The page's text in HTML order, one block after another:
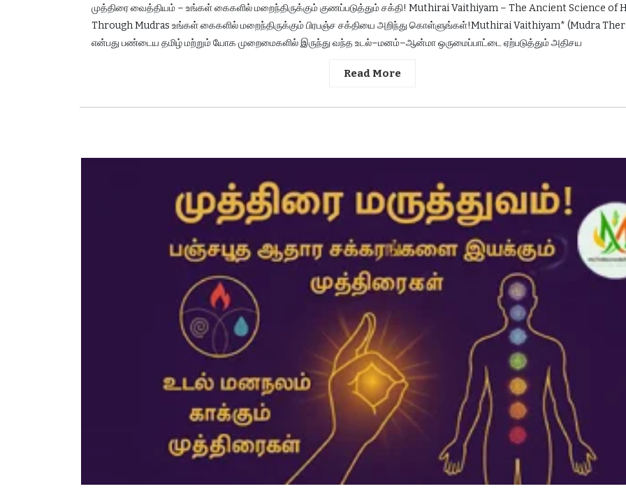
முத்திரை வைத்தியம் – உங்கள் கைகளில் மறைந்திருக்கும் குணப்படுத்தும் சக்தி! Muthirai Vaithiyam – The Ancient Science of
Through Mudras உங்கள் கைகளில் மறைந்திருக்கும் பிரபஞ்ச சக்தியை அறிந்து கொள்ளுங்கள்!Muthirai Vaithiyam* (Mudra
என்பது பண்டைய தமிழ் மற்றும் யோக முறைமைகளில் இருந்து வந்த உடல்–மனம்–ஆன்மா ஒருமைப்பாட்டை ஏற்படுத்தும் அதிசய
Read More